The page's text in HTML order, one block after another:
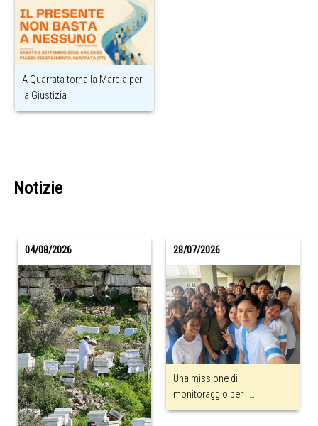
A Quarrata torna la Marcia per
la Giustizia
Notizie
04/08/2026 28/07/2026
Una missione di
monitoraggio per il
Programma di Sostegno a